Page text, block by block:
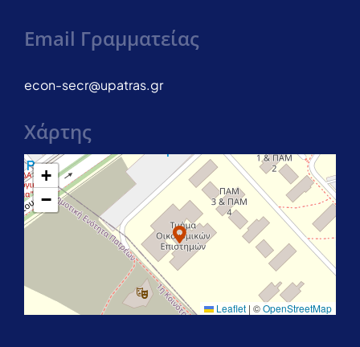
Email Γραμματείας
econ-secr@upatras.gr
Χάρτης
+
−
Leaflet | ©OpenStreetMap